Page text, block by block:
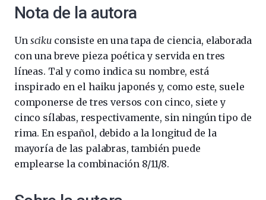
Nota de la autora
Un scikuconsiste en una tapa de ciencia, elaborada
con una breve pieza poética y servida en tres
líneas. Tal y como indica su nombre, está
inspirado en el haiku japonés y, como este, suele
componerse de tres versos con cinco, siete y
cinco sílabas, respectivamente, sin ningún tipo de
rima. En español, debido a la longitud de la
mayoría de las palabras, también puede
emplearse la combinación 8/11/8.